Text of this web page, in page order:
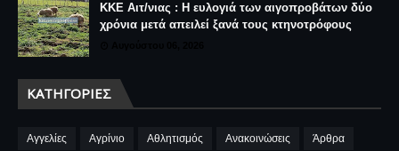
ΚΚΕ Αιτ/νιας : Η ευλογιά των αιγοπροβάτων δύο
χρόνια μετά απειλεί ξανά τους κτηνοτρόφους
ΚΑΤΗΓΟΡΊΕΣ
Αγγελίες Αγρίνιο Αθλητισμός Ανακοινώσεις Άρθρα